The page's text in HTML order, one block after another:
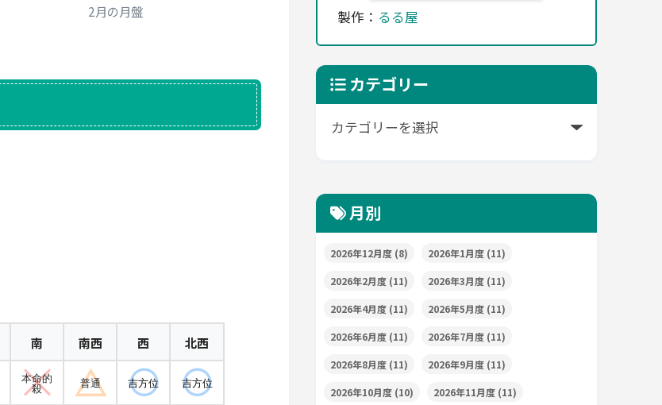
2月の月盤
南 南西 西 北西
本命的
殺
普通 吉方位 吉方位
製作： るる屋
カテゴリー
月別
2026年12月度 (8) 2026年1月度 (11)
2026年2月度 (11) 2026年3月度 (11)
2026年4月度 (11) 2026年5月度 (11)
2026年6月度 (11) 2026年7月度 (11)
2026年8月度 (11) 2026年9月度 (11)
2026年10月度 (10) 2026年11月度 (11)